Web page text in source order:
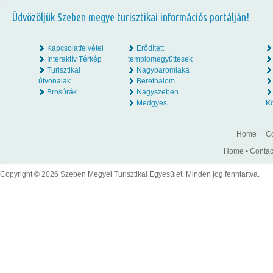
Üdvözöljük Szeben megye turisztikai információs portálján!
Kapcsolatfelvétel
Interaktív Térkép
Turisztikai
útvonalak
Brosúrák
Erődített
templomegyüttesek
Nagybaromlaka
Berethalom
Nagyszeben
Medgyes
Home
Home •
Copyright © 2026 Szeben Megyei Turisztikai Egyesület. Minden jog fenntartva.